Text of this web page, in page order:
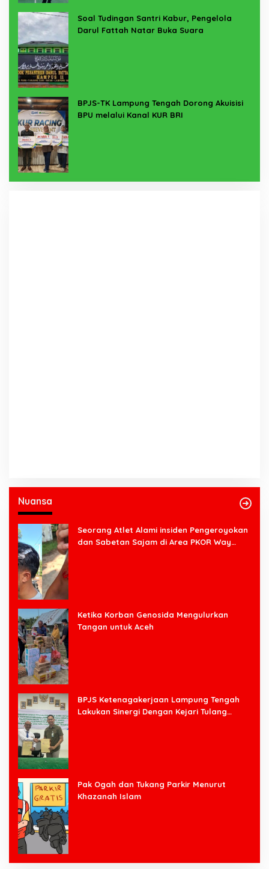
Soal Tudingan Santri Kabur, Pengelola
Darul Fattah Natar Buka Suara
BPJS-TK Lampung Tengah Dorong Akuisisi
BPU melalui Kanal KUR BRI
Nuansa
Seorang Atlet Alami insiden Pengeroyokan
dan Sabetan Sajam di Area PKOR Way
Ketika Korban Genosida Mengulurkan
Tangan untuk Aceh
BPJS Ketenagakerjaan Lampung Tengah
Lakukan Sinergi Dengan Kejari Tulang
Pak Ogah dan Tukang Parkir Menurut
Khazanah Islam